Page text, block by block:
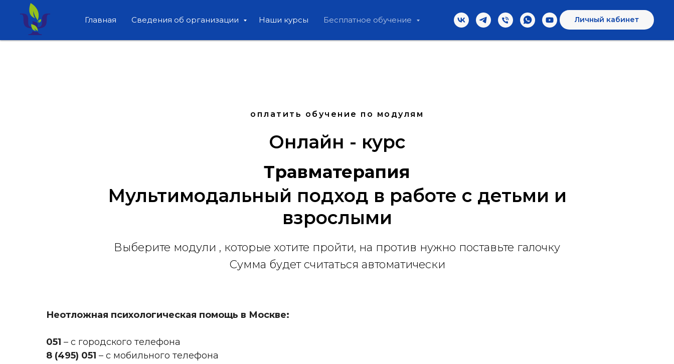
Главная Сведения об организации Наши курсы Бесплатное обучение Личный кабинет
оплатить обучение по модулям
Онлайн - курс
Травматерапия
Мультимодальный подход в работе с детьми и
взрослыми
Выберите модули , которые хотите пройти, на против нужно поставьте галочку
Сумма будет считаться автоматически
Неотложная психологическая помощь в Москве:
051 – с городского телефона
8 (495) 051 – с мобильного телефона